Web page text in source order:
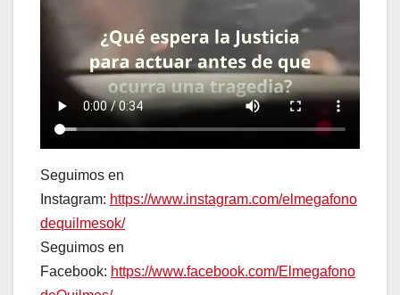
Seguimos en
Instagram: https://www.instagram.com/elmegafono
dequilmesok/
Seguimos en
Facebook: https://www.facebook.com/Elmegafono